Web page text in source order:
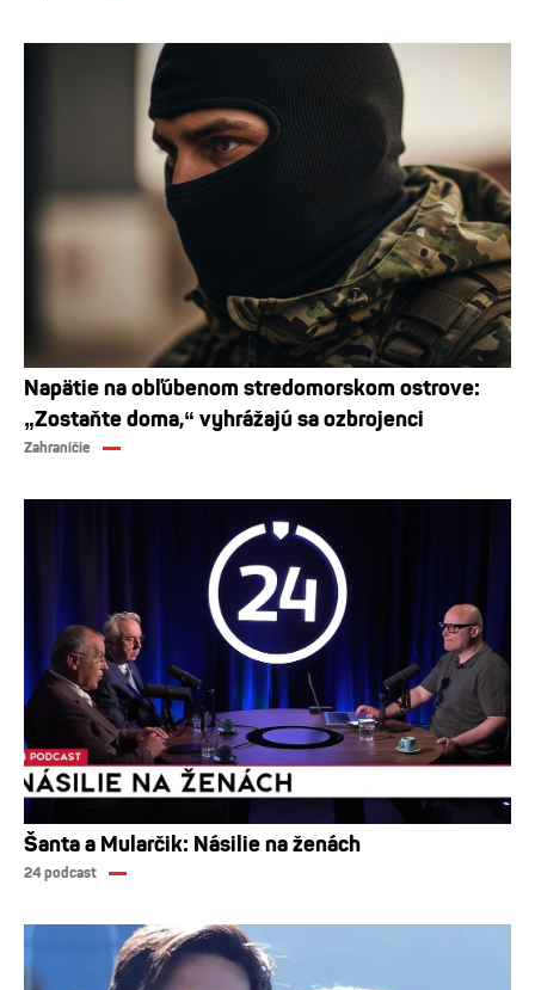
Napätie na obľúbenom stredomorskom ostrove:
„Zostaňte doma,“ vyhrážajú sa ozbrojenci
Zahraničie
Šanta a Mularčik: Násilie na ženách
24 podcast